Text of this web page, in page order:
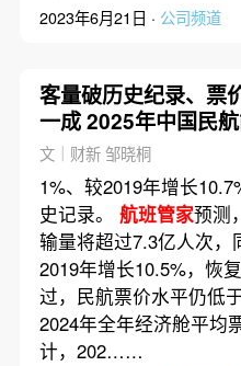
2023年6月21日 · 公司频道
客量破历史纪录、票
一成 2025年中国民
利润吗？
文｜财新 邹晓桐
1%、较2019年增长
史记录。 航班管家预测
输量将超过7.3亿人次，
2019年增长10.5%，恢
过，民航票价水平仍低
2024年全年经济舱平均
计，202……